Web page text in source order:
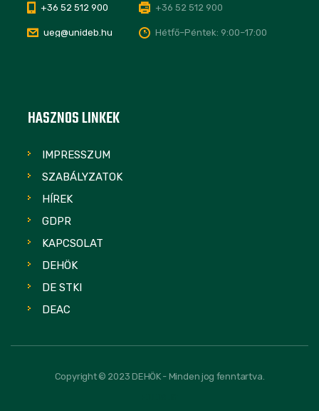
+36 52 512 900 +36 52 512 900
ueg@unideb.hu Hétfő–Péntek: 9:00–17:00
HASZNOS LINKEK
IMPRESSZUM
SZABÁLYZATOK
HÍREK
GDPR
KAPCSOLAT
DEHÖK
DE STKI
DEAC
Copyright © 2023 DEHÖK - Minden jog fenntartva.